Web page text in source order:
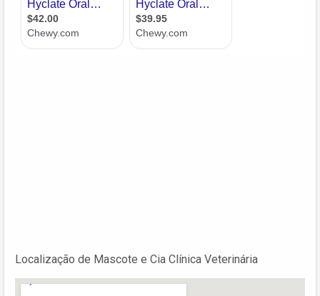
Localização de Mascote e Cia Clínica Veterinária